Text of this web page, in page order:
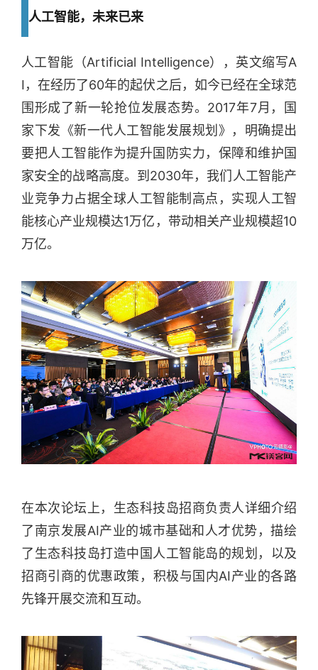
人工智能，未来已来
人工智能（Artificial Intelligence），英文缩写A
I，在经历了60年的起伏之后，如今已经在全球范
围形成了新一轮抢位发展态势。2017年7月，国
家下发《新一代人工智能发展规划》，明确提出
要把人工智能作为提升国防实力，保障和维护国
家安全的战略高度。到2030年，我们人工智能产
业竞争力占据全球人工智能制高点，实现人工智
能核心产业规模达1万亿，带动相关产业规模超10
万亿。
在本次论坛上，生态科技岛招商负责人详细介绍
了南京发展AI产业的城市基础和人才优势，描绘
了生态科技岛打造中国人工智能岛的规划，以及
招商引商的优惠政策，积极与国内AI产业的各路
先锋开展交流和互动。